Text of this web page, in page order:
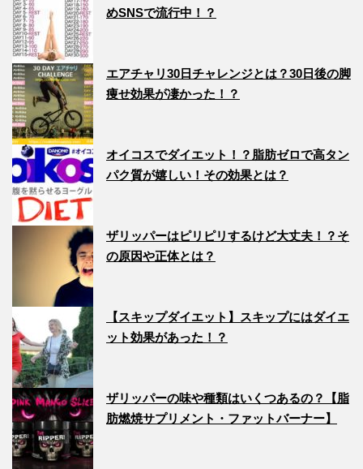
めSNSで流行中！？
エアチャリ30日チャレンジとは？30日後の脚
痩せ効果が凄かった！？
オイコスでダイエット！？脂肪ゼロで高タン
パク質が嬉しい！その効果とは？
ザリッパーはピリピリするけど大丈夫！？そ
の原因や正体とは？
【スキップダイエット】スキップにはダイエ
ット効果があった！？
ザリッパーの味や種類はいくつあるの？【脂
肪燃焼サプリメント・ファットバーナー】